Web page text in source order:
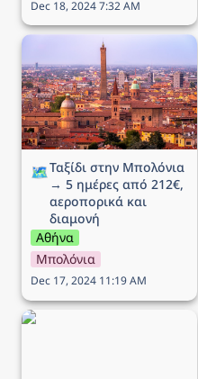
Dec 18, 2024 7:32 AM
Ταξίδι στην Μπολόνια →
5 ημέρες από 212€,
αεροπορικά και διαμονή
🗺️Ταξίδι στην Μπολόνια
→ 5 ημέρες από 212€,
αεροπορικά και
διαμονή
Αθήνα
Μπολόνια
Dec 17, 2024 11:19 AM
Ταξίδι στη Βενετία → 5